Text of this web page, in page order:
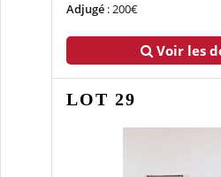
Adjugé: 200€
Voir les
LOT 29